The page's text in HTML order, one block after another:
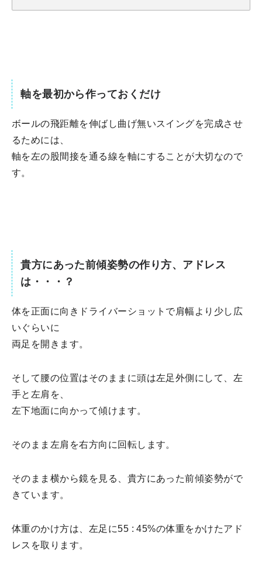
軸を最初から作っておくだけ
ボールの飛距離を伸ばし曲げ無いスイングを完成させ
るためには、
軸を左の股間接を通る線を軸にすることが大切なので
す。
貴方にあった前傾姿勢の作り方、アドレス
は・・・？
体を正面に向きドライバーショットで肩幅より少し広
いぐらいに
両足を開きます。
そして腰の位置はそのままに頭は左足外側にして、左
手と左肩を、
左下地面に向かって傾けます。
そのまま左肩を右方向に回転します。
そのまま横から鏡を見る、貴方にあった前傾姿勢がで
きています。
体重のかけ方は、左足に55 : 45%の体重をかけたアド
レスを取ります。